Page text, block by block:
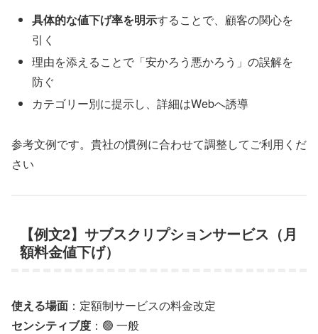
具体的な値下げ率を明示することで、顧客の関心を
引く
理由を添えることで「安かろう悪かろう」の誤解を
防ぐ
カテゴリー別に提示し、詳細はWebへ誘導
参考文例です。貴社の慣例に合わせて調整してご利用くだ
さい
【例文2】サブスクリプションサービス（月
額料金値下げ）
使える場面 ：定額制サービスの料金改定
センシティブ度 ：🟢 一般